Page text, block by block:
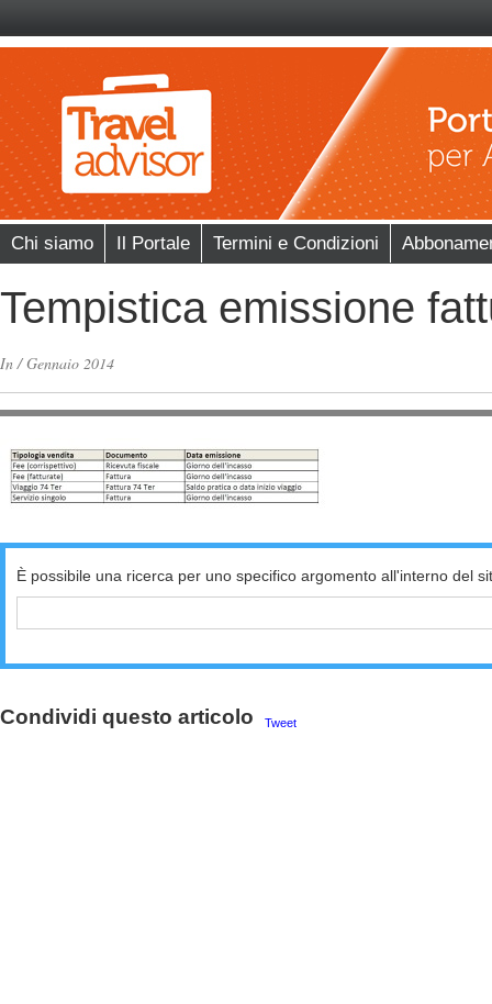
Chi siamo Il Portale Termini e Condizioni
Tempistica emissione
In/Gennaio 2014
È possibile una ricerca per uno specifico argomento all'interno del
Condividi questo articolo Tweet